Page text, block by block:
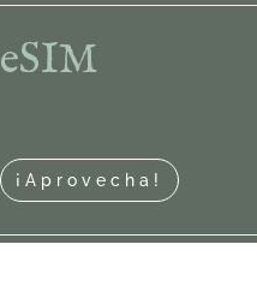
eSIM
¡Aprovecha!